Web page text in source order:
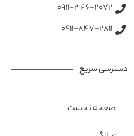
0911-346-2072
0911-847-2811
دسترسی سریع
صفحه نخست